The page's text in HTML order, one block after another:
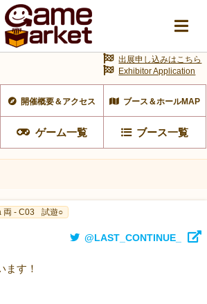
開催概要＆アクセス ブース＆ホールMAP
ゲーム一覧 ブース一覧
出展申し込みはこちら
Exhibitor Application
両 - C03 試遊○
@LAST_CONTINUE_
ます！